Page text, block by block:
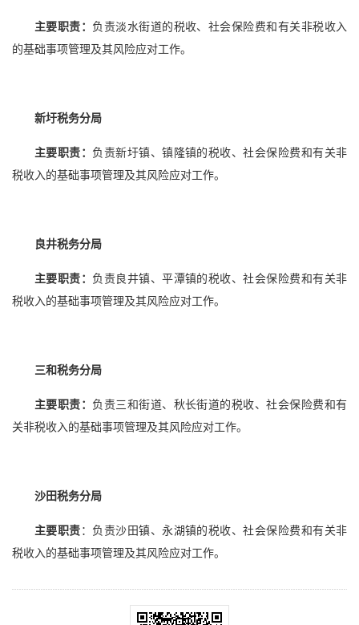
主要职责： 负责淡水街道的税收、社会保险费和有关非税收入
的基础事项管理及其风险应对工作。
新圩税务分局
主要职责： 负责新圩镇、镇隆镇的税收、社会保险费和有关非
税收入的基础事项管理及其风险应对工作。
良井税务分局
主要职责： 负责良井镇、平潭镇的税收、社会保险费和有关非
税收入的基础事项管理及其风险应对工作。
三和税务分局
主要职责： 负责三和街道、秋长街道的税收、社会保险费和有
关非税收入的基础事项管理及其风险应对工作。
沙田税务分局
主要职责 ：负责沙田镇、永湖镇的税收、社会保险费和有关非
税收入的基础事项管理及其风险应对工作。